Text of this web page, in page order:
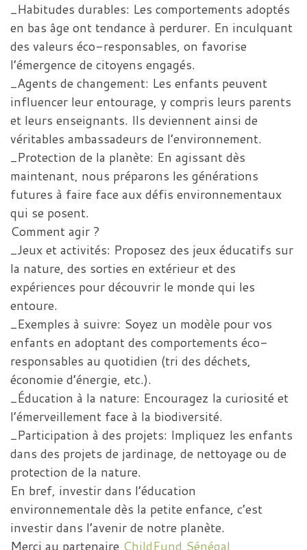
_Habitudes durables: Les comportements adoptés
en bas âge ont tendance à perdurer. En inculquant
des valeurs éco-responsables, on favorise
l’émergence de citoyens engagés.
_Agents de changement: Les enfants peuvent
influencer leur entourage, y compris leurs parents
et leurs enseignants. Ils deviennent ainsi de
véritables ambassadeurs de l’environnement.
_Protection de la planète: En agissant dès
maintenant, nous préparons les générations
futures à faire face aux défis environnementaux
qui se posent.
Comment agir ?
_Jeux et activités: Proposez des jeux éducatifs sur
la nature, des sorties en extérieur et des
expériences pour découvrir le monde qui les
entoure.
_Exemples à suivre: Soyez un modèle pour vos
enfants en adoptant des comportements éco-
responsables au quotidien (tri des déchets,
économie d’énergie, etc.).
_Éducation à la nature: Encouragez la curiosité et
l’émerveillement face à la biodiversité.
_Participation à des projets: Impliquez les enfants
dans des projets de jardinage, de nettoyage ou de
protection de la nature.
En bref, investir dans l’éducation
environnementale dès la petite enfance, c’est
investir dans l’avenir de notre planète.
Merci au partenaire ChildFund Sénégal